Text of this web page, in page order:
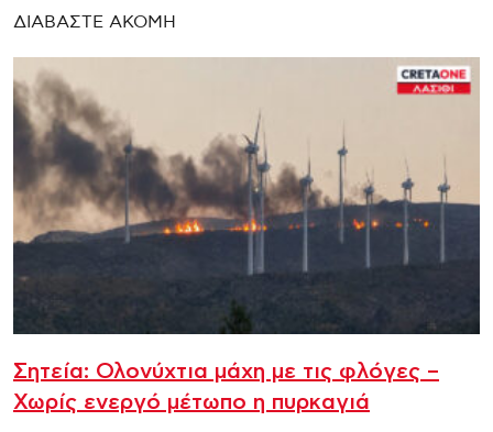
ΔΙΑΒΑΣΤΕ ΑΚΟΜΗ
Σητεία: Ολονύχτια μάχη με τις φλόγες –
Χωρίς ενεργό μέτωπο η πυρκαγιά